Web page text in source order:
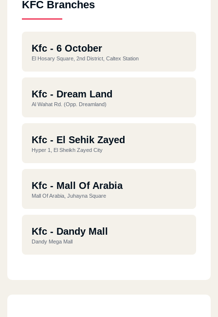
KFC Branches
Kfc - 6 October
El Hosary Square, 2nd District, Caltex Station
Kfc - Dream Land
Al Wahat Rd. (opp. Dreamland)
Kfc - El Sehik Zayed
Hyper 1, El Sheikh Zayed City
Kfc - Mall Of Arabia
Mall Of Arabia, Juhayna Square
Kfc - Dandy Mall
Dandy Mega Mall